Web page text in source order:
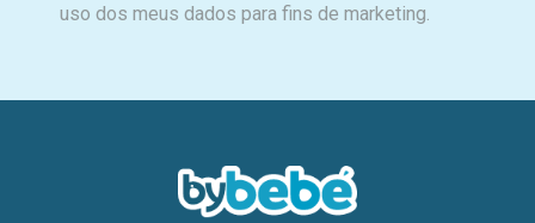
uso dos meus dados para fins de marketing.